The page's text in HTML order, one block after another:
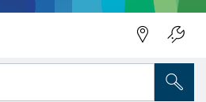
Bohrkrone